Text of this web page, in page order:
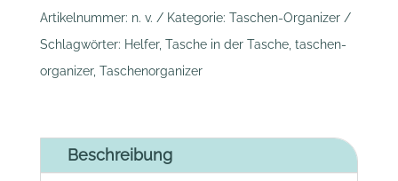
Punkte
Menge
l
t
e
a
t
Artikelnummer: n. v. Kategorie: Taschen-Organizer
Schlagwörter: Helfer, Tasche in der Tasche, taschen-
organizer, Taschenorganizer
Beschreibung